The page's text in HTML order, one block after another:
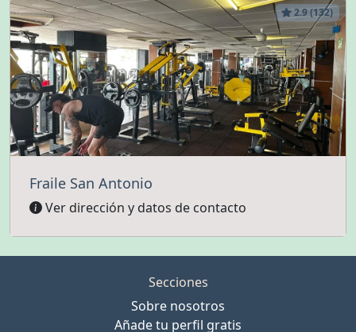
2.9 (132)
Fraile San Antonio
Ver dirección y datos de contacto
Secciones
Sobre nosotros
Añade tu perfil gratis